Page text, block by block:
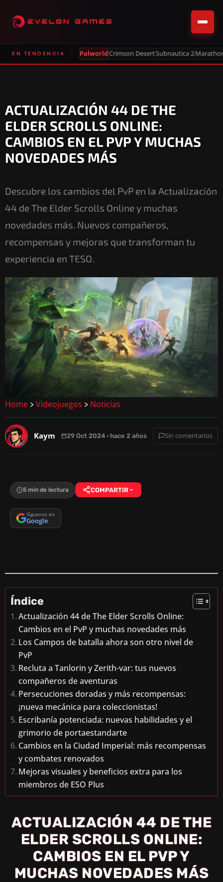
EN TENDENCIA PalworldCrimson DesertSubnautica 2
ACTUALIZACIÓN 44 DE THE
ELDER SCROLLS ONLINE:
CAMBIOS EN EL PVP Y MUCHAS
NOVEDADES MÁS
Descubre los cambios del PvP en la Actualización
44 de The Elder Scrolls Online y muchas
novedades más. Nuevos compañeros,
recompensas y mejoras que transforman tu
experiencia en TESO.
Home > Videojuegos > Noticias
Kaym 29 Oct 2024 · hace 2 años Sin comentarios
5 min de lectura COMPARTIR
Síguenos en
Google
Índice
Actualización 44 de The Elder Scrolls Online:
Cambios en el PvP y muchas novedades más
Los Campos de batalla ahora son otro nivel de
PvP
Recluta a Tanlorin y Zerith-var: tus nuevos
compañeros de aventuras
Persecuciones doradas y más recompensas:
¡nueva mecánica para coleccionistas!
Escribanía potenciada: nuevas habilidades y el
grimorio de portaestandarte
Cambios en la Ciudad Imperial: más recompensas
y combates renovados
Mejoras visuales y beneficios extra para los
miembros de ESO Plus
ACTUALIZACIÓN 44 DE THE
ELDER SCROLLS ONLINE:
CAMBIOS EN EL PVP Y
MUCHAS NOVEDADES MÁS